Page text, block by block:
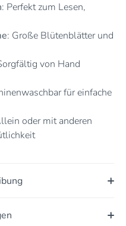
: Perfekt zum Lesen,
: Große Blütenblätter und
von Hand
für einfache
oder mit anderen